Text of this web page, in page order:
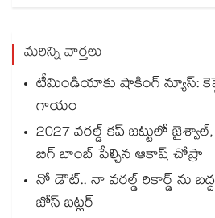
మరిన్ని వార్తలు
టీమిండియాకు షాకింగ్ న్యూస్:
గాయం
2027 వరల్డ్ కప్‎ జట్టులో
బిగ్ బాంబ్ పేల్చిన ఆకాష్ చోప్రా
నో డౌట్.. నా వరల్డ్ రికార్డ్ ను
జోస్ బట్లర్